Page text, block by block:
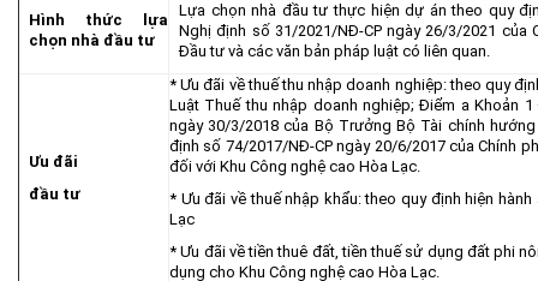
Hình thức lựa
chọn nhà đầu tư
Lựa chọn nhà đầu tư thực hiện dự án theo quy
Nghị định số 31/2021/NĐ-CP ngày 26/3/2021 của
Đầu tư và các văn bản pháp luật có liên quan.
Ưu đãi
đầu tư
* Ưu đãi về thuế thu nhập doanh nghiệp: theo quy
Luật Thuế thu nhập doanh nghiệp; Điểm a Khoản
ngày 30/3/2018 của Bộ Trưởng Bộ Tài chính
định số 74/2017/NĐ-CP ngày 20/6/2017 của Chính
đối với Khu Công nghệ cao Hòa Lạc.
* Ưu đãi về thuế nhập khẩu: theo quy định hiện
Lạc
* Ưu đãi về tiền thuê đất, tiền thuế sử dụng đất phi
dụng cho Khu Công nghệ cao Hòa Lạc.